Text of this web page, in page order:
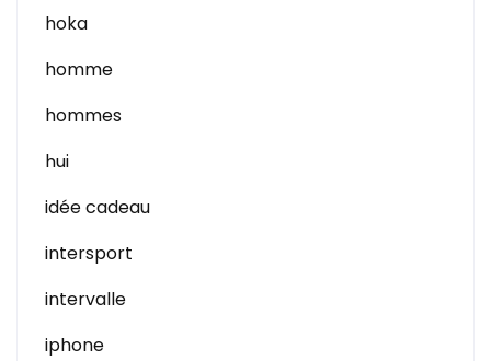
hoka
homme
hommes
hui
idée cadeau
intersport
intervalle
iphone